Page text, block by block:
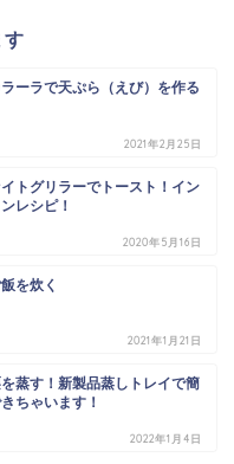
ーラで天ぷら（えび）を作る
2021年2月25日
トグリラーでトースト！イン
レシピ！
2020年5月16日
を炊く
2021年1月21日
蒸す！新製品蒸しトレイで簡
ちゃいます！
2022年1月4日